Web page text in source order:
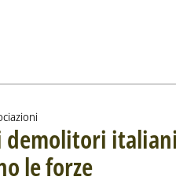
demolitori
le forze